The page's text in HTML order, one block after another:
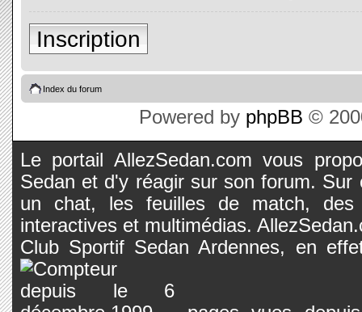
Inscription
Index du forum
Powered by phpBB ©
Le portail AllezSedan.com vous
Sedan et d'y réagir sur son forum.
un chat, les feuilles de match, des
interactives et multimédias.
Club Sportif Sedan Ardennes, en